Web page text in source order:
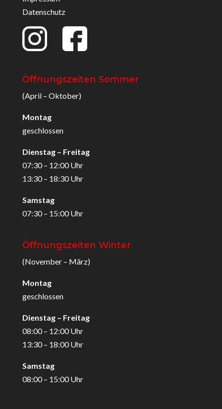
Datenschutz
Öffnungszeiten Sommer
(April – Oktober)
Montag
geschlossen
Dienstag – Freitag
07:30 – 12:00 Uhr
13:30 – 18:30 Uhr
Samstag
07:30 – 15:00 Uhr
Öffnungszeiten Winter
(November – März)
Montag
geschlossen
Dienstag – Freitag
08:00 – 12:00 Uhr
13:30 – 18:00 Uhr
Samstag
08:00 – 15:00 Uhr